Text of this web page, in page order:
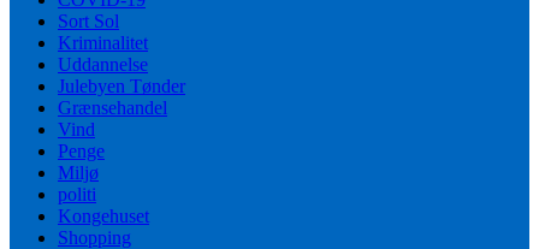
Sort Sol
Kriminalitet
Uddannelse
Julebyen Tønder
Grænsehandel
Vind
Penge
Miljø
politi
Kongehuset
Shopping